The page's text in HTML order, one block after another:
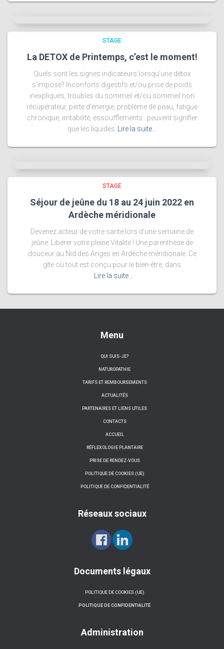
STAGE
La DETOX de Printemps, c’est le moment!
Quels sont les signes indicateurs lorsqu’une détox
s’impose? Inconforts digestifs et/ou prise de poids
inexpliqués, troubles du sommeil et/ou sommeil non
récupérateur, perte d’énergie, problème de peau, fatigue
chronique, irritabilité, essoufflements…peuvent signifier
que les liquides Lire la suite…
STAGE
Séjour de jeûne du 18 au 24 juin 2022 en
Ardèche méridionale
Devenez acteur de votre santé lors d’une semaine de
jeûne. Libérer votre pleine Vitalité ! Une parenthèse de
douceur au Nid des Anges en Ardèche méridionale. Ce
gîte où tout est conçu pour le bien-être, dans
Lire la suite…
Menu
QUI SUIS-JE?
NATUROPATHIE
TARIFS ET REMBOURSEMENTS
ACTUALITÉS
PARTENAIRES ET LIENS UTILES
CONTACTS
ACCUEIL
RÉFLEXOLOGIE PLANTAIRE
PRISE DE RENDEZ-VOUS
POLITIQUE DE COOKIES (UE)
POLITIQUE DE CONFIDENTIALITÉ
Réseaux sociaux
Documents légaux
POLITIQUE DE COOKIES (UE)
POLITIQUE DE CONFIDENTIALITÉ
Administration